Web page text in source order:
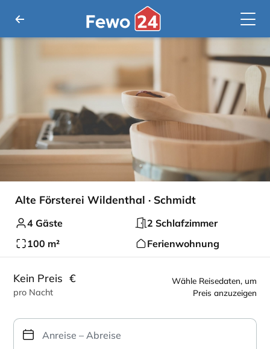
Alte Försterei Wildenthal · Schmidt
4 Gäste
2 Schlafzimmer
100 m²
Ferienwohnung
Wähle Reisedaten, um
Preis anzuzeigen
Kein Preis €
pro Nacht